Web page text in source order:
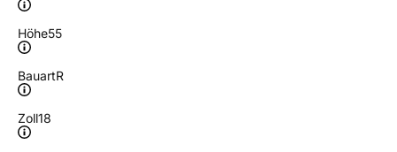
Höhe55
BauartR
Zoll18